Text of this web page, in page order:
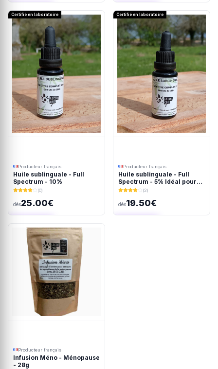
Ajout rapide Ajout rapide
Certifié en laboratoire
Producteur français
Huile sublinguale - Full
Spectrum - 10%
(0)
dès25.00€
Ajout rapide
Certifié en laboratoire
Producteur français
Huile sublinguale - Full
Spectrum - 5% Idéal pour
les chiens
(2)
dès19.50€
Producteur français
Infusion Méno - Ménopause
- 28g